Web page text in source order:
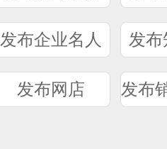
发布企业名人 发
发布网店